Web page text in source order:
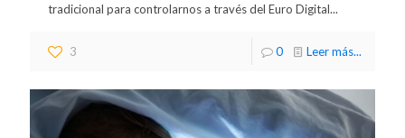
tradicional para controlarnos a través del Euro Digital...
3 0 Leer más...